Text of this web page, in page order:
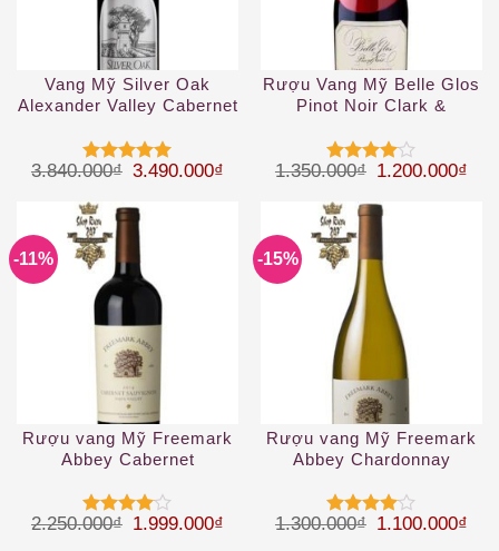
Vang Mỹ Silver Oak
Alexander Valley Cabernet
Được xếp
sao
3.840.000₫ Giá gốc là: 3.840.000₫.
3.490.000₫ Giá hiện tại là: 3.490.000₫.
Rượu Vang Mỹ Belle Glos
Pinot Noir Clark &
Được
45 sao
1.350.000₫ Giá gốc là:
1.200.000₫
-11%
Rượu vang Mỹ Freemark
Abbey Cabernet
Được
2.250.000₫ Giá gốc là: 2.250.000₫.
1.999.000₫ Giá hiện tại là: 1.999.000₫.
-15%
Rượu vang Mỹ Freemark
Abbey Chardonnay
Được
1.300.000₫ Giá gốc là:
1.100.000₫